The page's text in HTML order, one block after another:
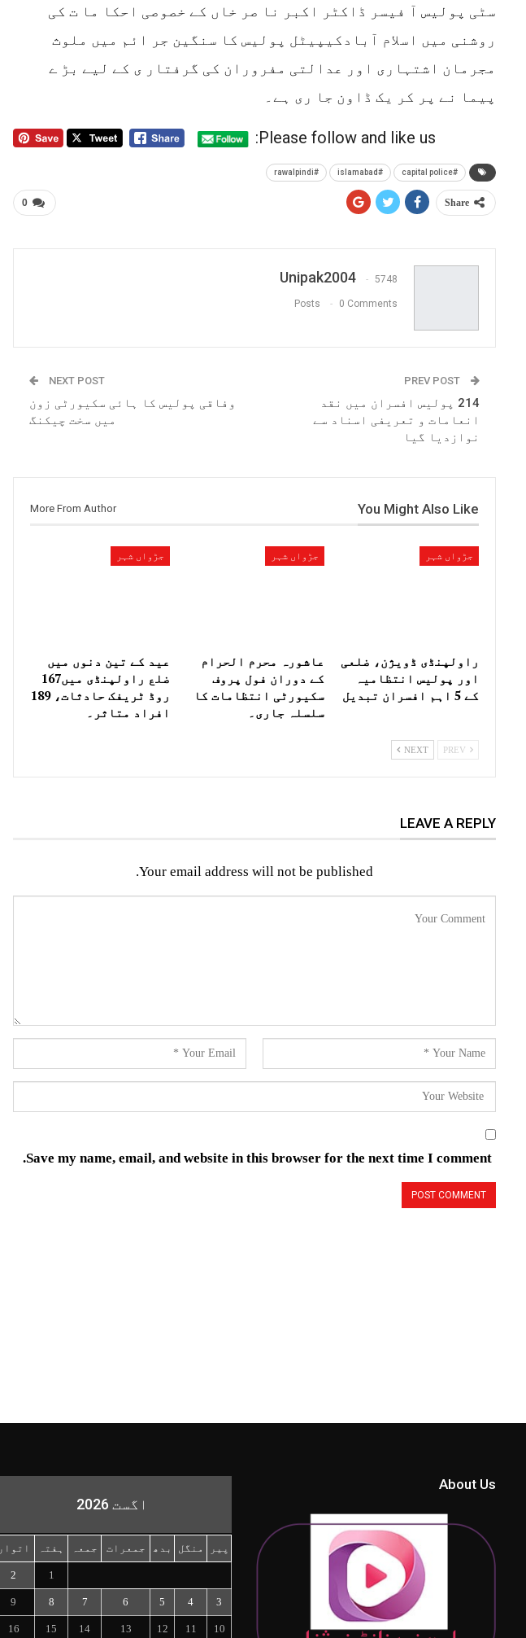
سٹی پولیس آ فیسر ڈاکٹر اکبر نا صر خاں کے خصوصی احکا ما ت کی
روشنی میں اسلام آبادکیپیٹل پولیس کا سنگین جر ائم میں ملوث
مجرمان اشتہاری اور عدالتی مفروران کی گرفتار ی کے لیے بڑ ے
پیما نے پر کر یک ڈاون جا ری ہے۔
Please follow and like us:
#capital police
#islamabad
#rawalpindi
0 Share
Unipak2004 5748
Posts 0 Comments
214 پولیس افسران میں نقد
انعامات و تعریفی اسناد سے
نوازدیا گیا
NEXT POST
وفاقی پولیس کا ہائی سکیورٹی زون
میں سخت چیکنگ
You Might Also Like
More From Author
جڑواں شہر
راولپنڈی ڈویژن، ضلعی
اور پولیس انتظامیہ
کے 5 اہم افسران تبدیل
جڑواں شہر
عاشورہ محرم الحرام
کے دوران فول پروف
سکیورٹی انتظامات کا
سلسلہ جاری۔
جڑواں شہر
عید کے تین دنوں میں
ضلع راولپنڈی میں167
روڈ ٹریفک حادثات، 189
افراد متاثر۔
NEXT
LEAVE A REPLY
Your email address will not be published.
Save my name, email, and website in this browser for the next time I comment.
About Us
اگست 2026
پیر منگل بدھ جمعرات جمعہ ہفتہ اتوار
1
2
3
4
5
6
7
8
9
10
11
12
13
14
15
16